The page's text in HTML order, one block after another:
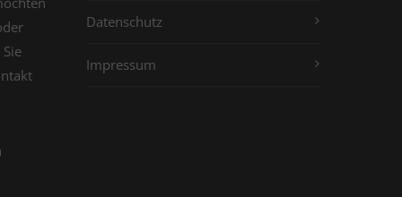
Datenschutz
Impressum